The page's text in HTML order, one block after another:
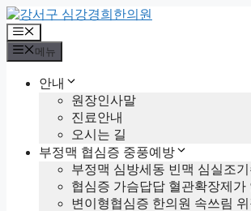
컨
텐
츠
로
메
뉴
메뉴
안내
원장인사말
진료안내
오시는 길
부정맥 협심증 중풍예방
부정맥 심방세동 빈맥 심실조
협심증 가슴답답 혈관확장제가
변이형협심증 한의원 속쓰림